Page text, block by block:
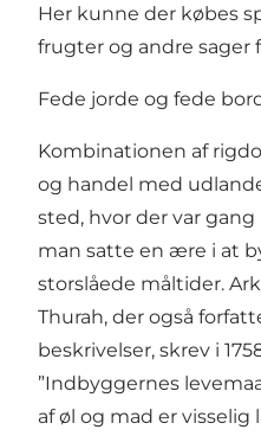
Her kunne der købes
frugter og andre sager
Fede jorde og fede
Kombinationen af
og handel med
sted, hvor der var
man satte en ære i at
storslåede måltider.
Thurah, der også
beskrivelser, skrev i
”Indbyggernes
af øl og mad er